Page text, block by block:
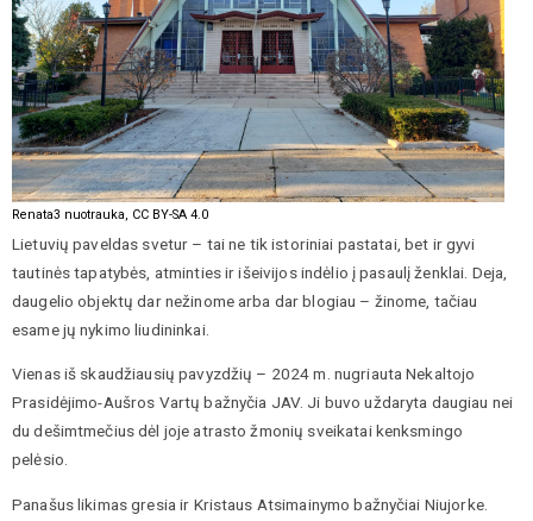
Renata3 nuotrauka, CC BY-SA 4.0
Lietuvių paveldas svetur – tai ne tik istoriniai pastatai, bet ir gyvi
tautinės tapatybės, atminties ir išeivijos indėlio į pasaulį ženklai. Deja,
daugelio objektų dar nežinome arba dar blogiau – žinome, tačiau
esame jų nykimo liudininkai.
Vienas iš skaudžiausių pavyzdžių – 2024 m. nugriauta Nekaltojo
Prasidėjimo-Aušros Vartų bažnyčia JAV. Ji buvo uždaryta daugiau nei
du dešimtmečius dėl joje atrasto žmonių sveikatai kenksmingo
pelėsio.
Panašus likimas gresia ir Kristaus Atsimainymo bažnyčiai Niujorke.